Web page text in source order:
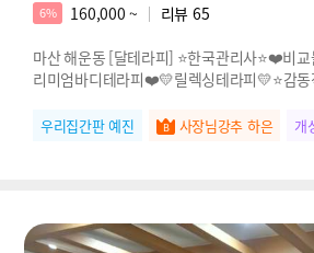
6% 160,000 ~ 리뷰 65
마산 해운동 [달테라피] ⭐한국관리사⭐❤️비
리미엄바디테라피❤️💛릴렉싱테라피💛⭐감동
우리집간판 예진 사장님강추 하은 개